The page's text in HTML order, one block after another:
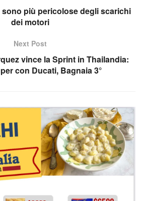
più pericolose degli scarichi
dei motori
Next Post
vince la Sprint in Thailandia:
con Ducati, Bagnaia 3°